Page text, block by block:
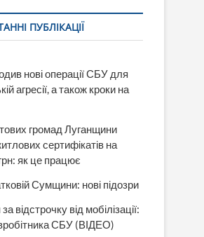
ПУБЛІКАЦІЇ
нові операції СБУ для
агресії, а також кроки на
громад Луганщини
сертифікатів на
як це працює
Сумщини: нові підозри
відстрочку від мобілізації:
СБУ (ВІДЕО)